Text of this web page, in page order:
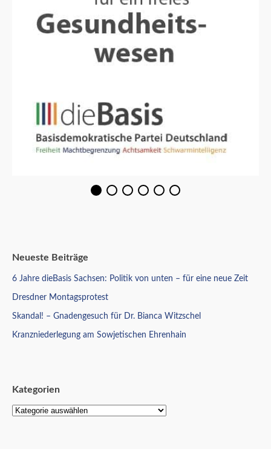
Neueste Beiträge
6 Jahre dieBasis Sachsen: Politik von unten – für eine neue Zeit
Dresdner Montagsprotest
Skandal! – Gnadengesuch für Dr. Bianca Witzschel
Kranzniederlegung am Sowjetischen Ehrenhain
Kategorien